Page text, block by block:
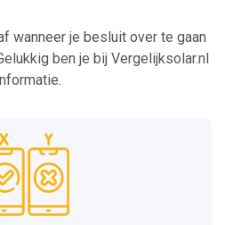
wanneer je besluit over te gaan
ben je bij Vergelijksolar.nl